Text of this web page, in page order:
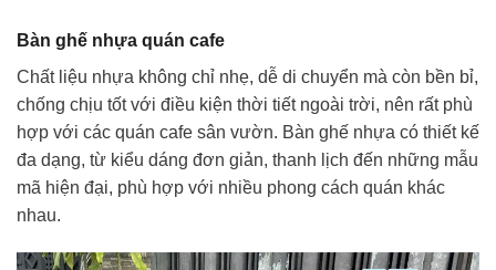
Bàn ghế nhựa quán cafe
Chất liệu nhựa không chỉ nhẹ, dễ di chuyển mà còn bền bỉ,
chống chịu tốt với điều kiện thời tiết ngoài trời, nên rất phù
hợp với các quán cafe sân vườn. Bàn ghế nhựa có thiết kế
đa dạng, từ kiểu dáng đơn giản, thanh lịch đến những mẫu
mã hiện đại, phù hợp với nhiều phong cách quán khác
nhau.